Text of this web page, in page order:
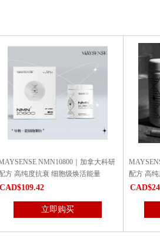
科研
MAYSENSE NMN30000｜加拿大科研
配方 高纯度抗衰 每瓶含30000毫克...
CAD$246.19
立即购买